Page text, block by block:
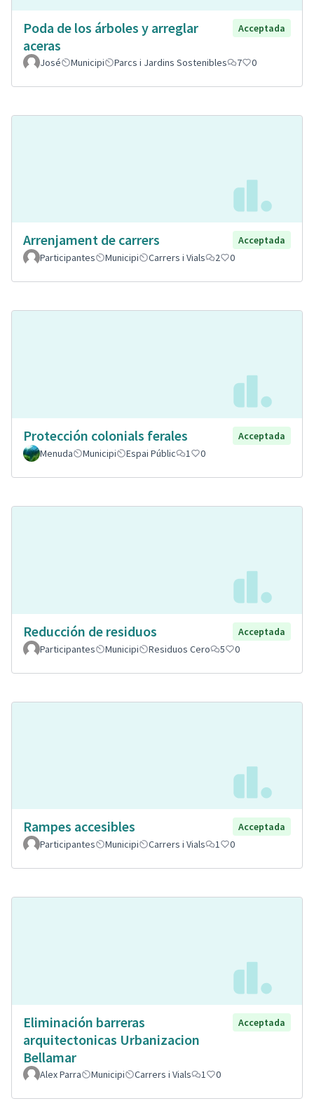
Poda de los árboles y arreglar
aceras
Acceptada
José Municipi Parcs i Jardins Sostenibles 7 0
Arrenjament de carrers
Acceptada
Participantes
Municipi Carrers i Vials 2 0
Protección colonials ferales
Acceptada
Menuda
Municipi Espai Públic 1 0
Reducción de residuos
Acceptada
Participantes
Municipi Residuos Cero 5 0
Rampes accesibles
Acceptada
Participantes
Municipi Carrers i Vials 1 0
Eliminación barreras
arquitectonicas Urbanizacion
Bellamar
Acceptada
Alex Parra Municipi Carrers i Vials 1 0